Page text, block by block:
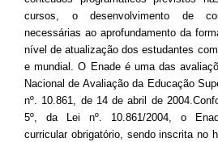
cursos, o desenvolvimento de
necessárias ao aprofundamento da
nível de atualização dos estudantes
e mundial. O Enade é uma das
Nacional de Avaliação da Educação
nº. 10.861, de 14 de abril de
5º, da Lei nº. 10.861/2004, o
curricular obrigatório, sendo inscrita no